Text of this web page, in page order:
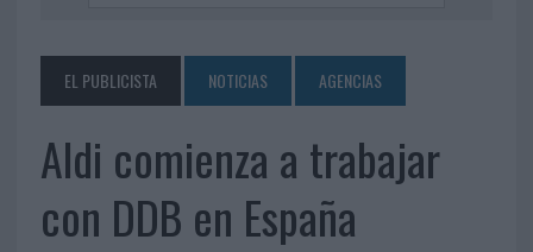
EL PUBLICISTA NOTICIAS AGENCIAS
Aldi comienza a trabajar
con DDB en España